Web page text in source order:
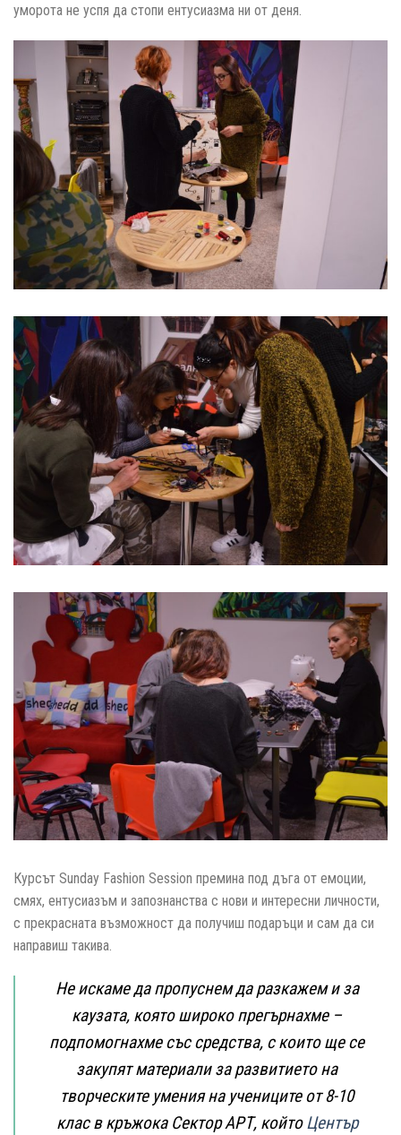
уморота не успя да стопи ентусиазма ни от деня.
Курсът Sunday Fashion Session премина под дъга от емоции,
смях, ентусиазъм и запознанства с нови и интересни личности,
с прекрасната възможност да получиш подаръци и сам да си
направиш такива.
Не искаме да пропуснем да разкажем и за
каузата, която широко прегърнахме –
подпомогнахме със средства, с които ще се
закупят материали за развитието нa
творческите умения на учениците от 8-10
клас в кръжока Сектор АРТ, койтоЦентър